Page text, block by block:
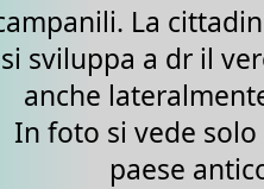
La
si sviluppa a dr il
anche
In foto si vede
paese